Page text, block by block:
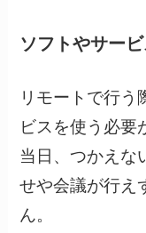
ソフトやサー
リモートで行う
ビスを使う必要
当日、つかえな
せや会議が行え
ん。